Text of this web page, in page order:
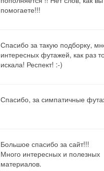
помогаете!!!
Спасибо за такую подборку,
интересных футажей, как раз
искала! Респект! :-)
Спасибо, за симпатичные
Большое спасибо за сайт!!!
Много интересных и полезных
материалов.